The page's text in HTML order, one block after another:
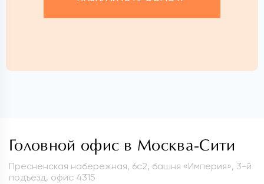
Головной офис в Москва-Сити
Пресненская набережная, 6с2, башня «Империя», 3-й
подъезд, офис 4315